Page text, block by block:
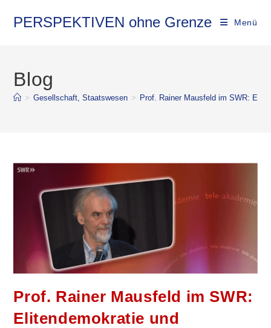
PERSPEKTIVEN ohne Grenze Menü
Blog
> Gesellschaft, Staatswesen > Prof. Rainer Mausfeld im SWR:
Prof. Rainer Mausfeld im SWR:
Elitendemokratie und